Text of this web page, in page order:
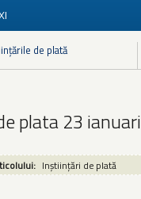
de plată
plata 23
Inștiințări de plată